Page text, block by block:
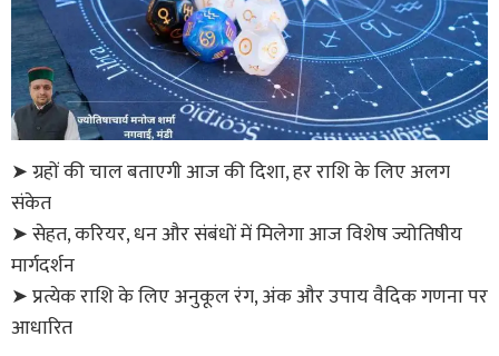
➤ ग्रहों की चाल बताएगी आज की दिशा, हर राशि के लिए अलग
संकेत
➤ सेहत, करियर, धन और संबंधों में मिलेगा आज विशेष ज्योतिषीय
मार्गदर्शन
➤ प्रत्येक राशि के लिए अनुकूल रंग, अंक और उपाय वैदिक गणना पर
आधारित